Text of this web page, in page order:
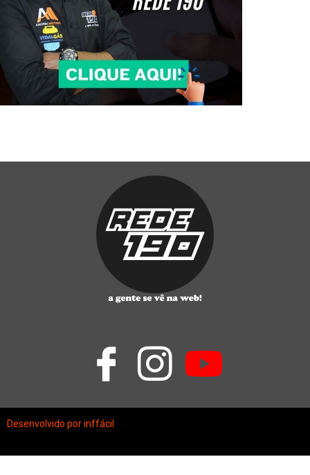
Desenvolvido por inffácil